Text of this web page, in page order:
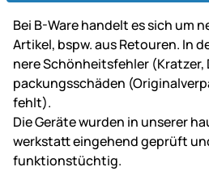
Bei B-Ware handelt es sich um
Artikel, bspw. aus Retouren. In
ne­re Schön­heits­fehler
packungs­schäden
fehlt).
Die Geräte wurden in unserer
werk­statt ein­gehend ge­prüft
funk­tions­tüch­tig.